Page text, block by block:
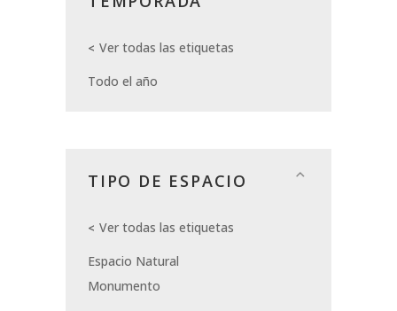
Ver todas las etiquetas
Todo el año
TIPO DE ESPACIO
Ver todas las etiquetas
Espacio Natural
Monumento